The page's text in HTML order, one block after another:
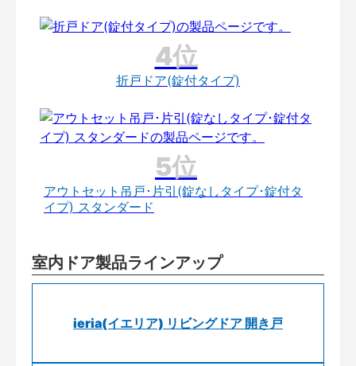
折戸ドア(錠付タイプ)
アウトセット吊戸･片引(錠なしタイプ･錠付タ
イプ) スタンダード
室内ドア製品ラインアップ
ieria(イエリア) リビングドア 開き戸